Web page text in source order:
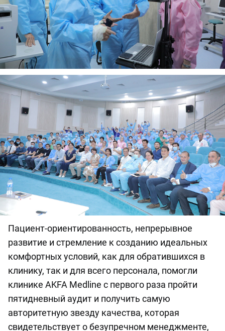
Пациент-ориентированность, непрерывное
развитие и стремление к созданию идеальных
комфортных условий, как для обратившихся в
клинику, так и для всего персонала, помогли
клинике AKFA Medline с первого раза пройти
пятидневный аудит и получить самую
авторитетную звезду качества, которая
свидетельствует о безупречном менеджменте,